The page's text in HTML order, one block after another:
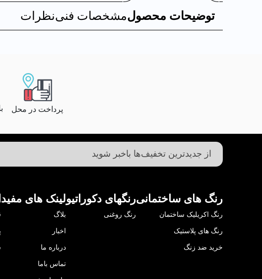
توضیحات محصولمشخصات فنینظرات
پرداخت در محل
رنگ های ساختمانی
رنگ اکریلیک ساختمان
رنگ های پلاستیک
خرید ضد زنگ
رنگهای دکوراتیو
رنگ روغنی
لینک های مفید
بلاگ
اخبار
درباره ما
تماس باما